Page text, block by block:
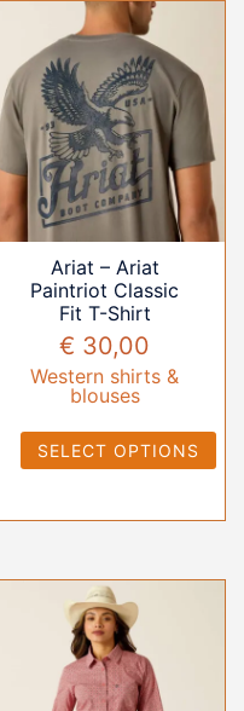
Ariat – Ariat
Paintriot Classic
Fit T-Shirt
€ 30,00
Western shirts &
blouses
SELECT OPTIONS